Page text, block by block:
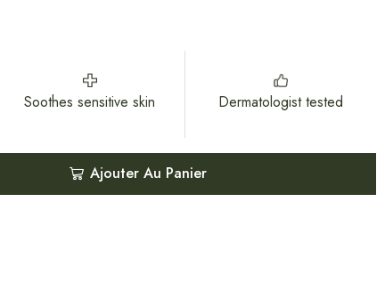
Soothes sensitive skin Dermatologist tested
Ajouter Au Panier